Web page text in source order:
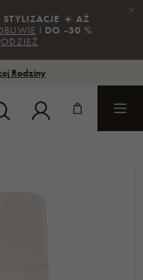
☀️AŻ
DO -30 %
Rodziny